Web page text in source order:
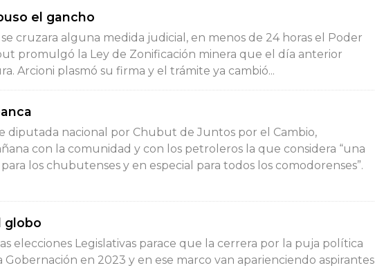
el gancho
cruzara alguna medida judicial, en menos de 24 horas el Poder
promulgó la Ley de Zonificación minera que el día anterior
Arcioni plasmó su firma y el trámite ya cambió...
diputada nacional por Chubut de Juntos por el Cambio,
con la comunidad y con los petroleros la que considera “una
los chubutenses y en especial para todos los comodorenses”.
globo
elecciones Legislativas parace que la cerrera por la puja política
Gobernación en 2023 y en ese marco van aparienciendo aspirantes